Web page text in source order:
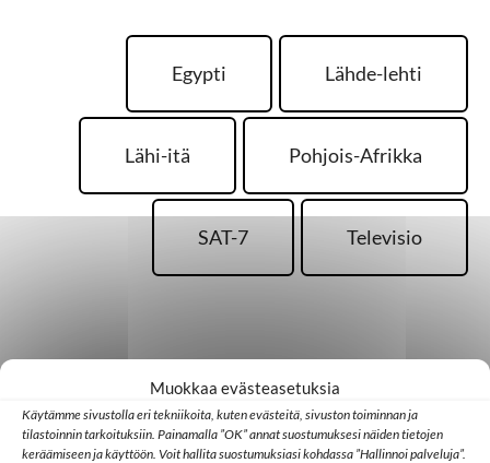
Muokkaa evästeasetuksia
Käytämme sivustolla eri tekniikoita, kuten evästeitä, sivuston toiminnan ja
tilastoinnin tarkoituksiin. Painamalla ”OK” annat suostumuksesi näiden tietojen
keräämiseen ja käyttöön. Voit hallita suostumuksiasi kohdassa ”Hallinnoi palveluja”.
Egypti Lähde-lehti
Lähi-itä Pohjois-Afrikka
SAT-7 Televisio
Palaa takaisin pääsivulle